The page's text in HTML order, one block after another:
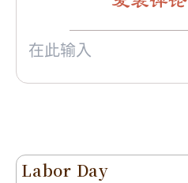
Labor Day